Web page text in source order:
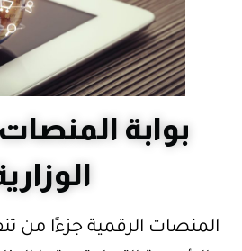
بوابة
المنصات الرقمية جزءًا من